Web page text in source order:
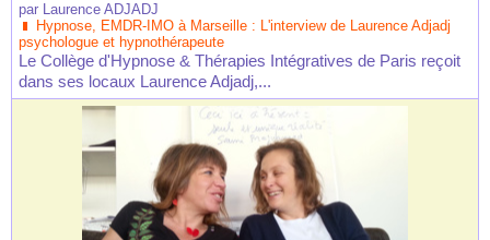
par Laurence ADJADJ
Hypnose, EMDR-IMO à Marseille : L'interview de Laurence Adjadj
psychologue et hypnothérapeute
Le Collège d'Hypnose & Thérapies Intégratives de Paris reçoit
dans ses locaux Laurence Adjadj,...